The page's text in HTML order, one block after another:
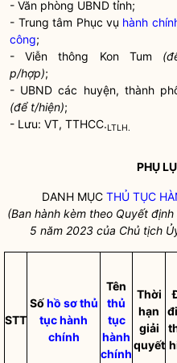
- Văn phòng UBND tỉnh;
- Trung tâm Phục vụ hành
công;
- Viễn thông Kon Tum
p/hợp);
- UBND các huyện, thành
(để t/hiện);
- Lưu: VT, TTHCC.LTLH.
PHỤ
DANH MỤC THỦ TỤC
(Ban hành kèm theo Quyết
5 năm 2023 của Chủ tịch
STT
Sốhồ sơ thủ
tục hành
chính
Tên
thủ
tục
hành
chính
Thời
hạn
giải
quyết